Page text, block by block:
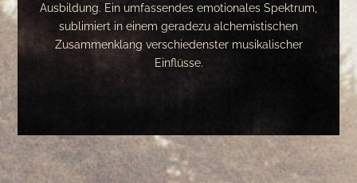
Ausbildung. Ein umfassendes emotionales Spektrum,
sublimiert in einem geradezu alchemistischen
Zusammenklang verschiedenster musikalischer
Einflüsse.